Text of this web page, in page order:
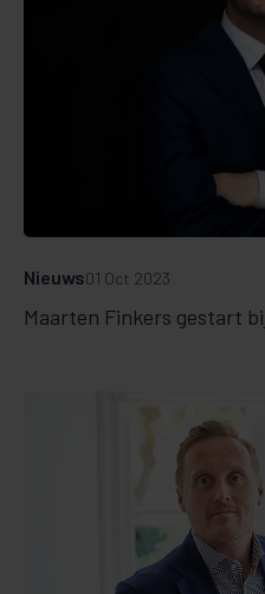
Maarten Finkers gestart
Nieuws01 Oct 2023